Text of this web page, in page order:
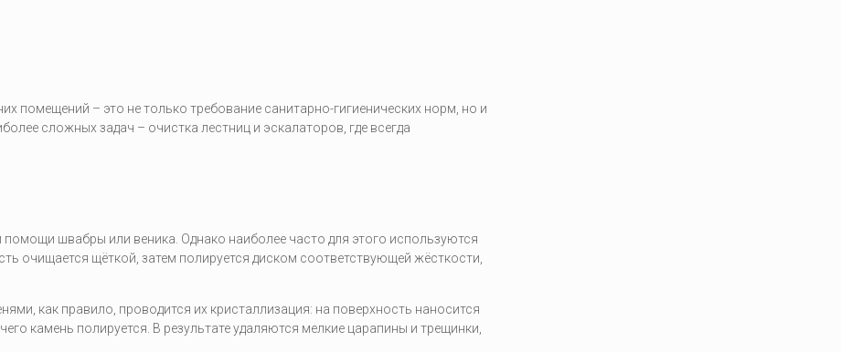
помещений – это не только требование санитарно-гигиенических норм, но и
сложных задач – очистка лестниц и эскалаторов, где всегда
швабры или веника. Однако наиболее часто для этого используются
очищается щёткой, затем полируется диском соответствующей жёсткости,
как правило, проводится их кристаллизация: на поверхность наносится
камень полируется. В результате удаляются мелкие царапины и трещинки,